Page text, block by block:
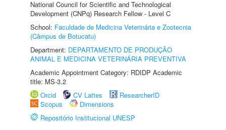
National Council for Scientific and Technological
Development (CNPq) Research Fellow - Level C
School: Faculdade de Medicina Veterinária e Zootecnia
(Câmpus de Botucatu)
Department: DEPARTAMENTO DE PRODUÇÃO
ANIMAL E MEDICINA VETERINÁRIA PREVENTIVA
Academic Appointment Category: RDIDP Academic
title: MS-3.2
Orcid
CV Lattes
ResearcherID
Scopus
Dimensions
Repositório Institucional UNESP